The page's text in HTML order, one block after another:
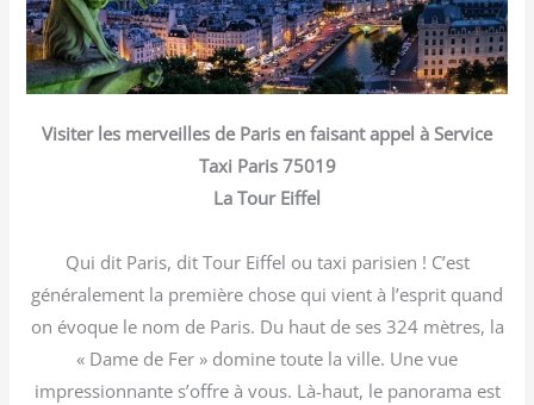
Visiter les merveilles de Paris en faisant appel à Service
Taxi Paris 75019
La Tour Eiffel
Qui dit Paris, dit Tour Eiffel ou taxi parisien ! C’est
généralement la première chose qui vient à l’esprit quand
on évoque le nom de Paris. Du haut de ses 324 mètres, la
« Dame de Fer » domine toute la ville. Une vue
impressionnante s’offre à vous. Là-haut, le panorama est